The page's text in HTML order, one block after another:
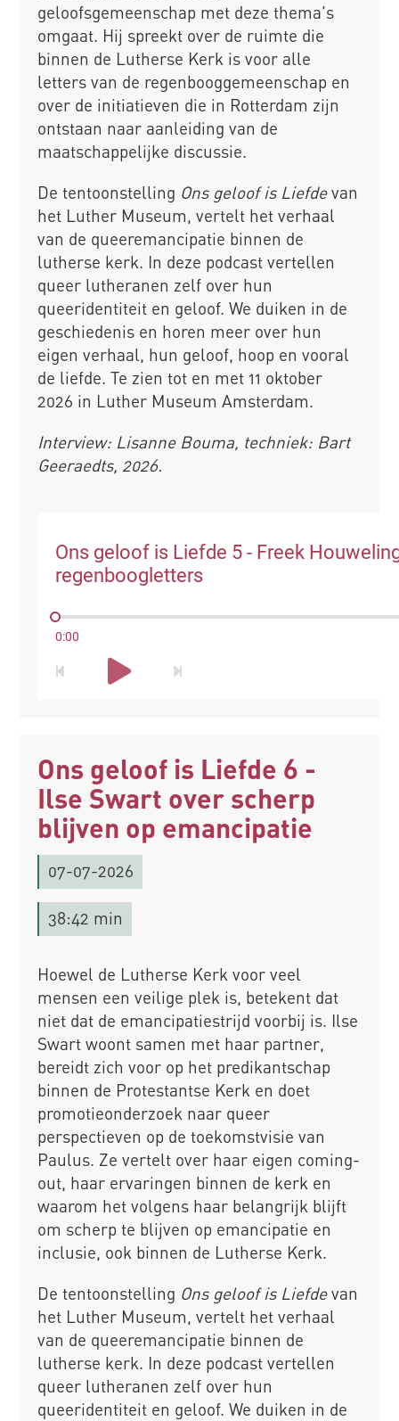
geloofsgemeenschap met deze thema's
omgaat. Hij spreekt over de ruimte die
binnen de Lutherse Kerk is voor alle
letters van de regenbooggemeenschap en
over de initiatieven die in Rotterdam zijn
ontstaan naar aanleiding van de
maatschappelijke discussie.
De tentoonstelling Ons geloof is Liefdevan
het Luther Museum, vertelt het verhaal
van de queeremancipatie binnen de
lutherse kerk. In deze podcast vertellen
queer lutheranen zelf over hun
queeridentiteit en geloof. We duiken in de
geschiedenis en horen meer over hun
eigen verhaal, hun geloof, hoop en vooral
de liefde. Te zien tot en met 11 oktober
2026 in Luther Museum Amsterdam.
Interview: Lisanne Bouma, techniek: Bart
Geeraedts, 2026.
Ons geloof is Liefde 5 - Freek
regenboogletters
0:00
Ons geloof is Liefde 6 -
Ilse Swart over scherp
blijven op emancipatie
07-07-2026
38:42 min
Hoewel de Lutherse Kerk voor veel
mensen een veilige plek is, betekent dat
niet dat de emancipatiestrijd voorbij is. Ilse
Swart woont samen met haar partner,
bereidt zich voor op het predikantschap
binnen de Protestantse Kerk en doet
promotieonderzoek naar queer
perspectieven op de toekomstvisie van
Paulus. Ze vertelt over haar eigen coming-
out, haar ervaringen binnen de kerk en
waarom het volgens haar belangrijk blijft
om scherp te blijven op emancipatie en
inclusie, ook binnen de Lutherse Kerk.
De tentoonstelling Ons geloof is Liefdevan
het Luther Museum, vertelt het verhaal
van de queeremancipatie binnen de
lutherse kerk. In deze podcast vertellen
queer lutheranen zelf over hun
queeridentiteit en geloof. We duiken in de